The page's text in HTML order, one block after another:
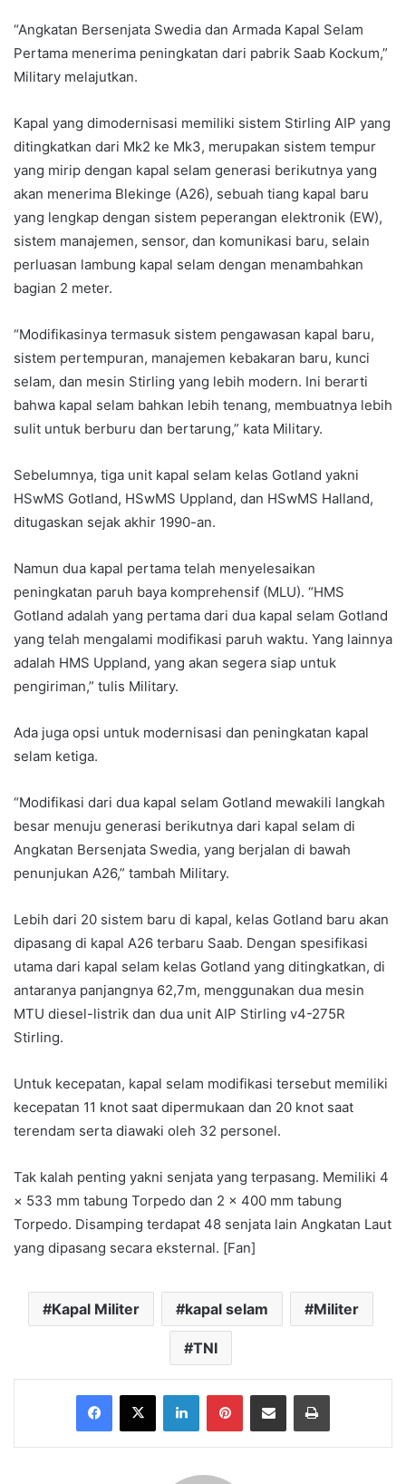
“Angkatan Bersenjata Swedia dan Armada Kapal Selam
Pertama menerima peningkatan dari pabrik Saab Kockum,”
Military melajutkan.
Kapal yang dimodernisasi memiliki sistem Stirling AIP yang
ditingkatkan dari Mk2 ke Mk3, merupakan sistem tempur
yang mirip dengan kapal selam generasi berikutnya yang
akan menerima Blekinge (A26), sebuah tiang kapal baru
yang lengkap dengan sistem peperangan elektronik (EW),
sistem manajemen, sensor, dan komunikasi baru, selain
perluasan lambung kapal selam dengan menambahkan
bagian 2 meter.
“Modifikasinya termasuk sistem pengawasan kapal baru,
sistem pertempuran, manajemen kebakaran baru, kunci
selam, dan mesin Stirling yang lebih modern. Ini berarti
bahwa kapal selam bahkan lebih tenang, membuatnya lebih
sulit untuk berburu dan bertarung,” kata Military.
Sebelumnya, tiga unit kapal selam kelas Gotland yakni
HSwMS Gotland, HSwMS Uppland, dan HSwMS Halland,
ditugaskan sejak akhir 1990-an.
Namun dua kapal pertama telah menyelesaikan
peningkatan paruh baya komprehensif (MLU). “HMS
Gotland adalah yang pertama dari dua kapal selam Gotland
yang telah mengalami modifikasi paruh waktu. Yang lainnya
adalah HMS Uppland, yang akan segera siap untuk
pengiriman,” tulis Military.
Ada juga opsi untuk modernisasi dan peningkatan kapal
selam ketiga.
“Modifikasi dari dua kapal selam Gotland mewakili langkah
besar menuju generasi berikutnya dari kapal selam di
Angkatan Bersenjata Swedia, yang berjalan di bawah
penunjukan A26,” tambah Military.
Lebih dari 20 sistem baru di kapal, kelas Gotland baru akan
dipasang di kapal A26 terbaru Saab. Dengan spesifikasi
utama dari kapal selam kelas Gotland yang ditingkatkan, di
antaranya panjangnya 62,7m, menggunakan dua mesin
MTU diesel-listrik dan dua unit AIP Stirling v4-275R
Stirling.
Untuk kecepatan, kapal selam modifikasi tersebut memiliki
kecepatan 11 knot saat dipermukaan dan 20 knot saat
terendam serta diawaki oleh 32 personel.
Tak kalah penting yakni senjata yang terpasang. Memiliki 4
× 533 mm tabung Torpedo dan 2 × 400 mm tabung
Torpedo. Disamping terdapat 48 senjata lain Angkatan Laut
yang dipasang secara eksternal. [Fan]
Kapal Militer kapal selam Militer
TNI
Facebook
X LinkedInPinterestShare via Email Print